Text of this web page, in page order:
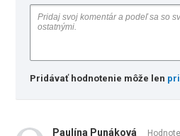
Pridávať hodnotenie môže len
Paulína Punáková